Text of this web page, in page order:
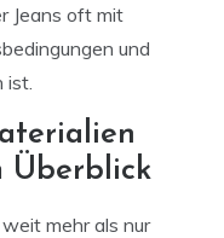
Jeans oft mit
und
ist.
Überblick
mehr als nur